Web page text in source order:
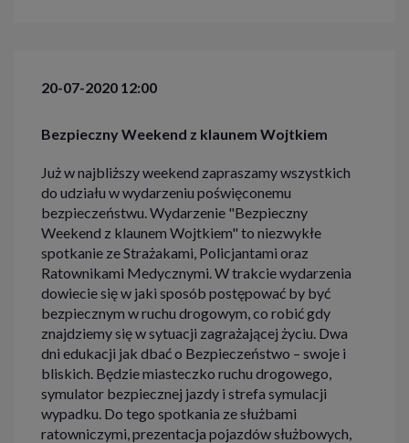
20-07-2020 12:00
Bezpieczny Weekend z klaunem Wojtkiem
Już w najbliższy weekend zapraszamy wszystkich
do udziału w wydarzeniu poświęconemu
bezpieczeństwu. Wydarzenie "Bezpieczny
Weekend z klaunem Wojtkiem" to niezwykłe
spotkanie ze Strażakami, Policjantami oraz
Ratownikami Medycznymi. W trakcie wydarzenia
dowiecie się w jaki sposób postępować by być
bezpiecznym w ruchu drogowym, co robić gdy
znajdziemy się w sytuacji zagrażającej życiu. Dwa
dni edukacji jak dbać o Bezpieczeństwo – swoje i
bliskich. Będzie miasteczko ruchu drogowego,
symulator bezpiecznej jazdy i strefa symulacji
wypadku. Do tego spotkania ze służbami
ratowniczymi, prezentacja pojazdów służbowych,